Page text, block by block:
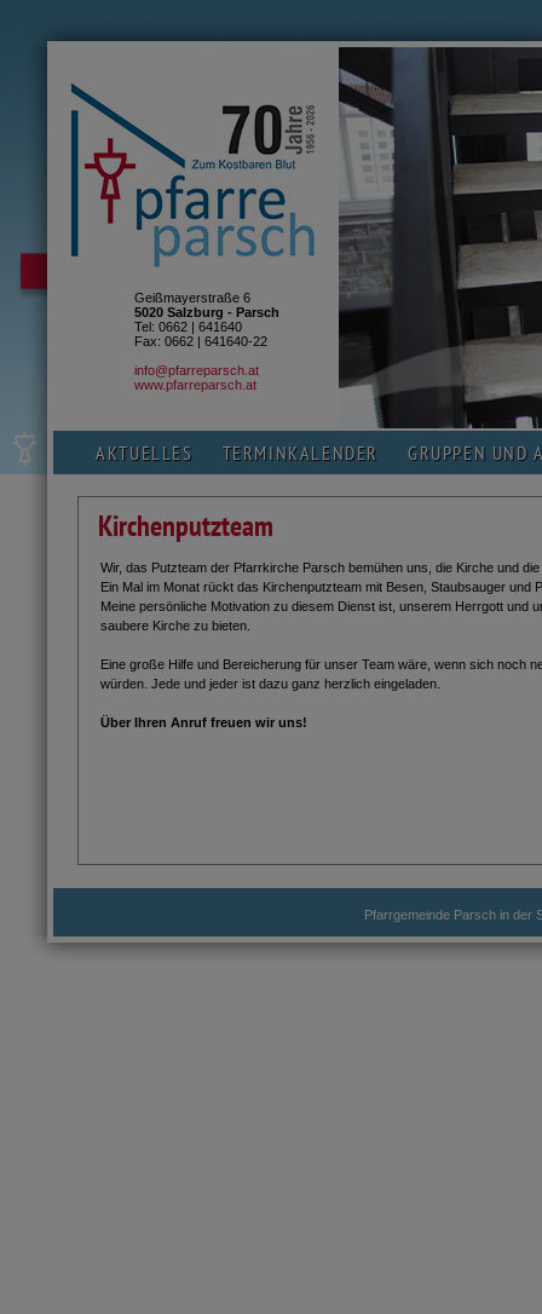
Geißmayerstraße 6
5020 Salzburg - Parsch
Tel: 0662 | 641640
Fax: 0662 | 641640-22
info@pfarreparsch.at
www.pfarreparsch.at
AKTUELLES TERMINKALENDER GRUPPEN UND
Kirchenputzteam
Wir, das Putzteam der Pfarrkirche Parsch bemühen uns, die Kirche und
Ein Mal im Monat rückt das Kirchenputzteam mit Besen, Staubsauger und
Meine persönliche Motivation zu diesem Dienst ist, unserem Herrgott und
saubere Kirche zu bieten.
Eine große Hilfe und Bereicherung für unser Team wäre, wenn sich noch
würden. Jede und jeder ist dazu ganz herzlich eingeladen.
Über Ihren Anruf freuen wir uns!
Pfarrgemeinde Parsch in der